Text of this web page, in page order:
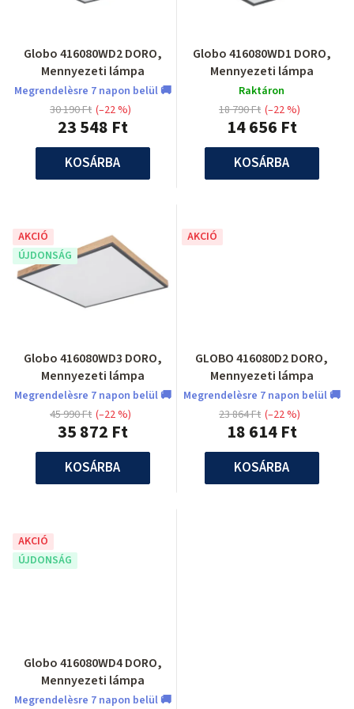
Globo 416080WD2 DORO,
Mennyezeti lámpa
Megrendelèsre 7 napon belül 🚚
23 548 Ft
30 190 Ft (–22 %)
KOSÁRBA
Globo 416080WD1 DORO,
Mennyezeti lámpa
Raktáron
14 656 Ft
18 790 Ft (–22 %)
KOSÁRBA
AKCIÓ
ÚJDONSÁG
Globo 416080WD3 DORO,
Mennyezeti lámpa
Megrendelèsre 7 napon belül 🚚
35 872 Ft
45 990 Ft (–22 %)
KOSÁRBA
AKCIÓ
GLOBO 416080D2 DORO,
Mennyezeti lámpa
Megrendelèsre 7 napon belül 🚚
18 614 Ft
23 864 Ft (–22 %)
KOSÁRBA
AKCIÓ
ÚJDONSÁG
Globo 416080WD4 DORO,
Mennyezeti lámpa
Megrendelèsre 7 napon belül 🚚